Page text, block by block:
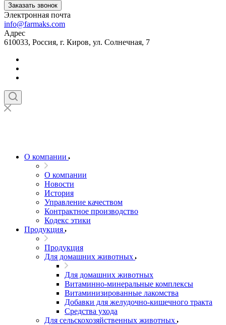
Заказать звонок
Электронная почта
info@farmaks.com
Адрес
610033, Россия, г. Киров, ул. Солнечная, 7
О компании
О компании
Новости
История
Управление качеством
Контрактное производство
Кодекс этики
Продукция
Продукция
Для домашних животных
Для домашних животных
Витаминно-минеральные комплексы
Витаминизированные лакомства
Добавки для желудочно-кишечного тракта
Средства ухода
Для сельскохозяйственных животных